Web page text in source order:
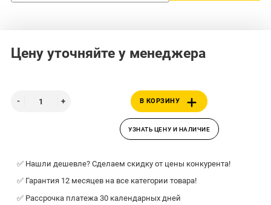
Цену уточняйте у менеджера
В КОРЗИНУ
УЗНАТЬ ЦЕНУ И НАЛИЧИЕ
✅ Нашли дешевле? Сделаем скидку от цены конкурента!
✅ Гарантия 12 месяцев на все категории товара!
✅ Рассрочка платежа 30 календарных дней